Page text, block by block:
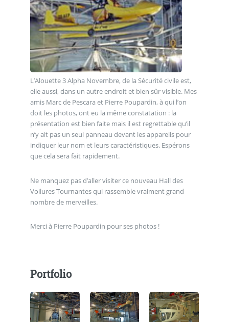
L’Alouette 3 Alpha Novembre, de la Sécurité civile est,
elle aussi, dans un autre endroit et bien sûr visible. Mes
amis Marc de Pescara et Pierre Poupardin, à qui l’on
doit les photos, ont eu la même constatation : la
présentation est bien faite mais il est regrettable qu’il
n’y ait pas un seul panneau devant les appareils pour
indiquer leur nom et leurs caractéristiques. Espérons
que cela sera fait rapidement.
Ne manquez pas d’aller visiter ce nouveau Hall des
Voilures Tournantes qui rassemble vraiment grand
nombre de merveilles.
Merci à Pierre Poupardin pour ses photos !
Portfolio